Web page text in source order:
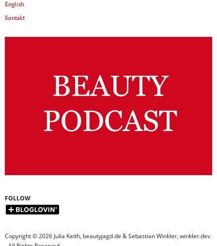
English
Kontakt
FOLLOW
Copyright © 2026 Julia Keith, beautyjagd.de & Sebastian Winkler, winkler.dev